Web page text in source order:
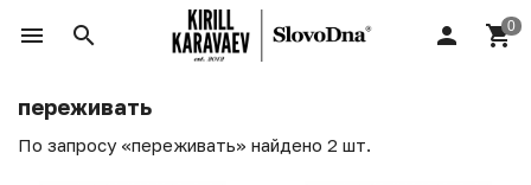
переживать
По запросу «переживать» найдено 2 шт.